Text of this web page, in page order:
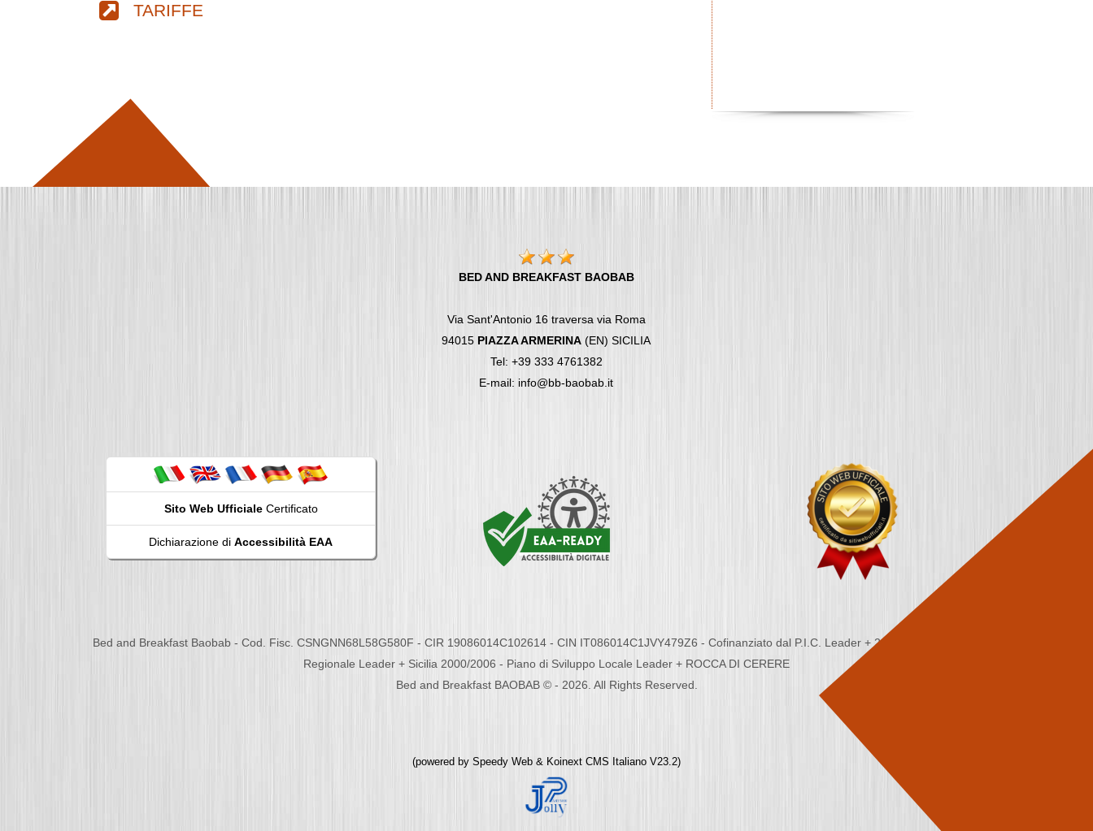
TARIFFE
BED AND BREAKFAST BAOBAB
Via Sant'Antonio 16 traversa via Roma
94015 PIAZZA ARMERINA (EN) SICILIA
Tel: +39 333 4761382
E-mail: info@bb-baobab.it
Sito Web UfficialeCertificato
Dichiarazione di Accessibilità EAA
Bed and Breakfast Baobab - Cod. Fisc. CSNGNN68L58G580F - CIR 19086014C102614 - CIN IT086014C1JVY479Z6 - Cofinanziato dal P.I.C. Leader + 2000/2006 - Programma
Regionale Leader + Sicilia 2000/2006 - Piano di Sviluppo Locale Leader + ROCCA DI CERERE
Bed and Breakfast BAOBAB © - 2026. All Rights Reserved.
(powered by Speedy Web & Koinext CMS Italiano V23.2)